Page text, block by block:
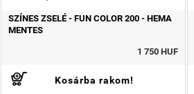
SZÍNES ZSELÉ - FUN COLOR 200 - HEMA
MENTES
1 750 HUF
Kosárba rakom!